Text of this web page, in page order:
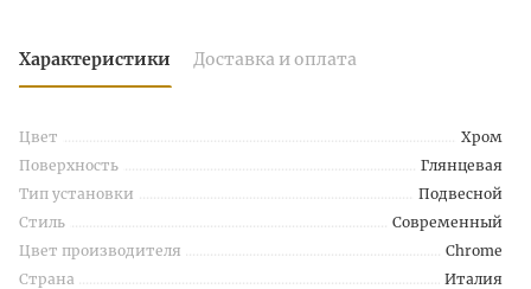
Характеристики Доставка и оплата
Цвет
Хром
Поверхность
Глянцевая
Тип установки
Подвесной
Стиль
Современный
Цвет производителя
Chrome
Страна
Италия